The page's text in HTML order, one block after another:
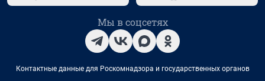
Мы в соцсетях
Контактные данные для Роскомнадзора и государственных органов